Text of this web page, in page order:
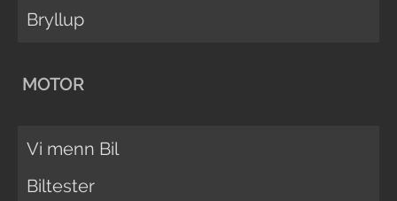
Bryllup
MOTOR
Vi menn Bil
Biltester